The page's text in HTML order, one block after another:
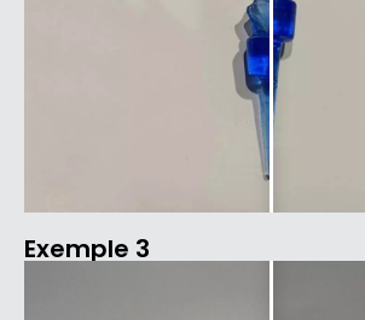
Exemple 3